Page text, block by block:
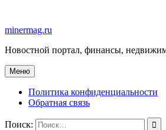
содержимому
minermag.ru
Новостной портал, финансы,
Меню
Политика конфиденциальности
Обратная связь
Поиск: